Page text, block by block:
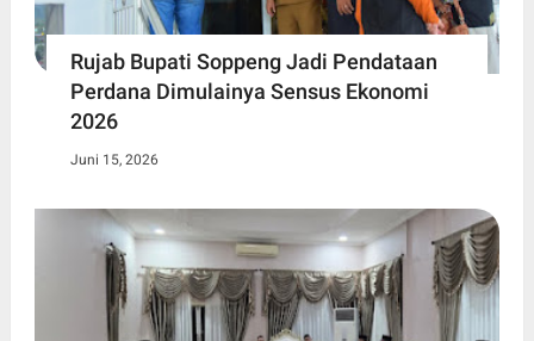
Rujab Bupati Soppeng Jadi Pendataan
Perdana Dimulainya Sensus Ekonomi
2026
Juni 15, 2026